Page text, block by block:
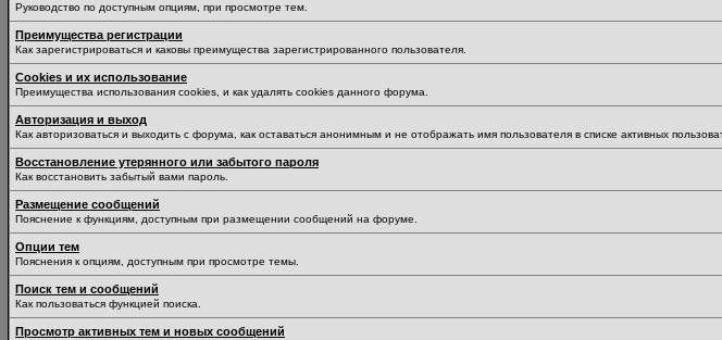
Руководство по доступным опциям, при просмотре тем.
Преимущества регистрации
Как зарегистрироваться и каковы преимущества зарегистрированного пользователя.
Cookies и их использование
Преимущества использования cookies, и как удалять cookies данного форума.
Авторизация и выход
Как авторизоваться и выходить с форума, как оставаться анонимным и не отображать имя пользователя в списке активных
Восстановление утерянного или забытого пароля
Как восстановить забытый вами пароль.
Размещение сообщений
Пояснение к функциям, доступным при размещении сообщений на форуме.
Опции тем
Пояснения к опциям, доступным при просмотре темы.
Поиск тем и сообщений
Как пользоваться функцией поиска.
Просмотр активных тем и новых сообщений